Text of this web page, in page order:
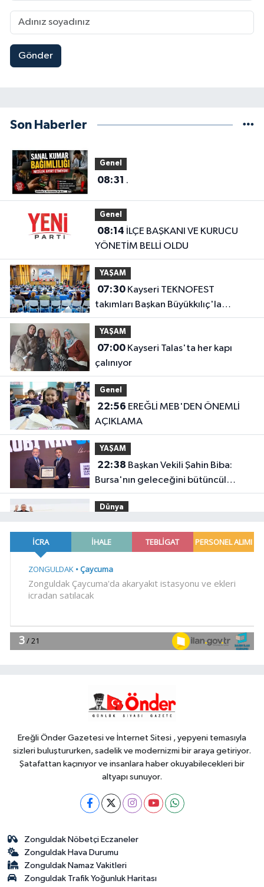
Gönder
Son Haberler
Genel
08:31 .
Genel
08:14
YÖNETİM BELLİ OLDU
YAŞAM
07:30Kayseri TEKNOFEST
takımları Başkan Büyükkılıç'la
buluştu
YAŞAM
07:00Kayseri Talas'ta her kapı
çalınıyor
Genel
22:56
AÇIKLAMA
YAŞAM
22:38
Bursa'nın geleceğini bütüncül
anlayışla planlıyoruz
Dünya
Suudi Arabistan yolcusu
22:24Bursa'da TEKNOSAB KOBİ
20:52 MGK'dan 8 maddelik
bildiri... Terörsüz Türkiye, bölgesel
Ereğli Önder Gazetesi ve İnternet Sitesi , yepyeni temasıyla
sizleri buluştururken, sadelik ve modernizmi bir araya getiriyor.
Şatafattan kaçınıyor ve insanlara haber okuyabilecekleri bir
altyapı sunuyor.
Zonguldak Nöbetçi Eczaneler
Zonguldak Hava Durumu
Zonguldak Namaz Vakitleri
Zonguldak Trafik Yoğunluk Haritası